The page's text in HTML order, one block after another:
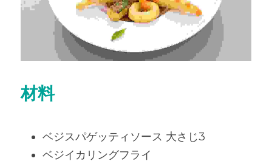
材料
ベジスパゲッティソース 大さじ3
ベジイカリングフライ